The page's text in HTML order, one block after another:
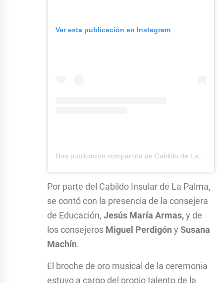
Ver esta publicación en Instagram
Por parte del Cabildo Insular de La Palma,
se contó con la presencia de la consejera
de Educación, Jesús María Armas,y de
los consejeros Miguel Perdigón y Susana
Machín.
El broche de oro musical de la ceremonia
estuvo a cargo del propio talento de la